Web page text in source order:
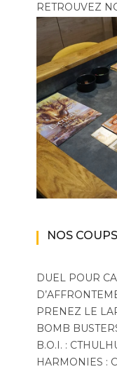
RETROUVEZ
NOS
DUEL POUR
PRENEZ LE
BOMB
B.O.I. :
HARMONIES :